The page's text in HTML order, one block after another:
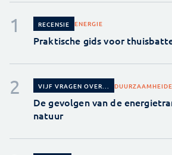
RECENSIE ENERGIE
Praktische gids voor
VIJF VRAGEN OVER... DUURZAAMHEID
De gevolgen van de
natuur